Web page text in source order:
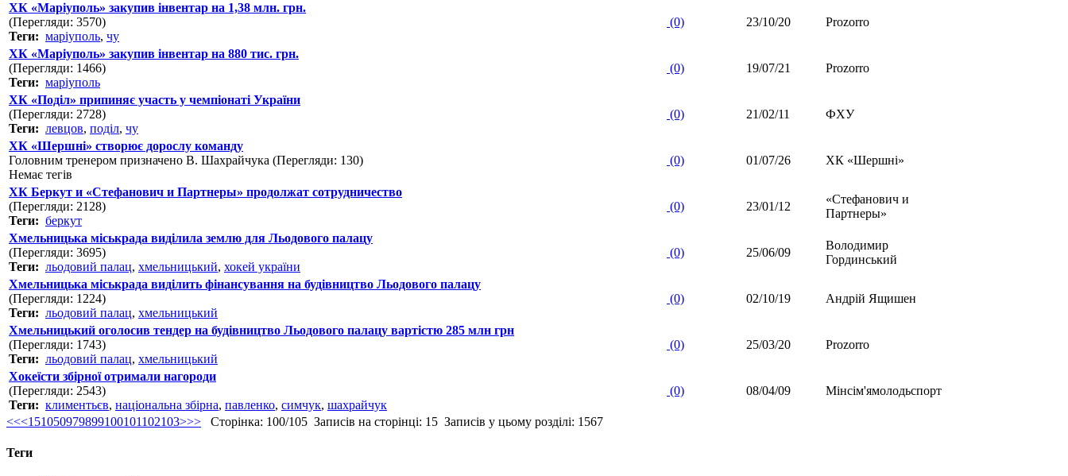
ХК «Маріуполь» закупив інвентар на 1,38 млн. грн.
(Перегляди: 3570)
Теги: маріуполь, чу
(0) 23/10/20 Prozorro
ХК «Маріуполь» закупив інвентар на 880 тис. грн.
(Перегляди: 1466)
Теги: маріуполь
(0) 19/07/21 Prozorro
ХК «Поділ» припиняє участь у чемпіонаті України
(Перегляди: 2728)
Теги: левцов, поділ, чу
(0) 21/02/11 ФХУ
ХК «Шершні» створює дорослу команду
Головним тренером призначено В. Шахрайчука (Перегляди: 130)
Немає тегів
(0) 01/07/26 ХК «Шершні»
ХК Беркут и «Стефанович и Партнеры» продолжат сотрудничество
(Перегляди: 2128)
Теги: беркут
(0) 23/01/12
«Стефанович и
Партнеры»
Хмельницька міськрада виділила землю для Льодового палацу
(Перегляди: 3695)
Теги: льодовий палац, хмельницький, хокей україни
(0) 25/06/09
Володимир
Гординський
Хмельницька міськрада виділить фінансування на будівництво Льодового палацу
(Перегляди: 1224)
Теги: льодовий палац, хмельницький
(0) 02/10/19 Андрій Ящишен
Хмельницький оголосив тендер на будівництво Льодового палацу вартістю 285 млн грн
(Перегляди: 1743)
Теги: льодовий палац, хмельницький
(0) 25/03/20 Prozorro
Хокеїсти збірної отримали нагороди
(Перегляди: 2543)
Теги: климентьєв, національна збірна, павленко, симчук, шахрайчук
(0) 08/04/09 Мінсім'ямолодьспорт
<<<1 51050979899100101102103>>> Сторінка: 100/105 Записів на сторінці: 15 Записів у цьому розділі: 1567
Теги